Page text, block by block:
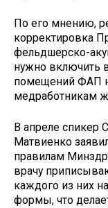
По его мнению,
корректировка
фельдшерско-
нужно включить
помещений ФАП
медработникам
В апреле спикер
Матвиенко
правилам
врачу
каждого из них
формы, что